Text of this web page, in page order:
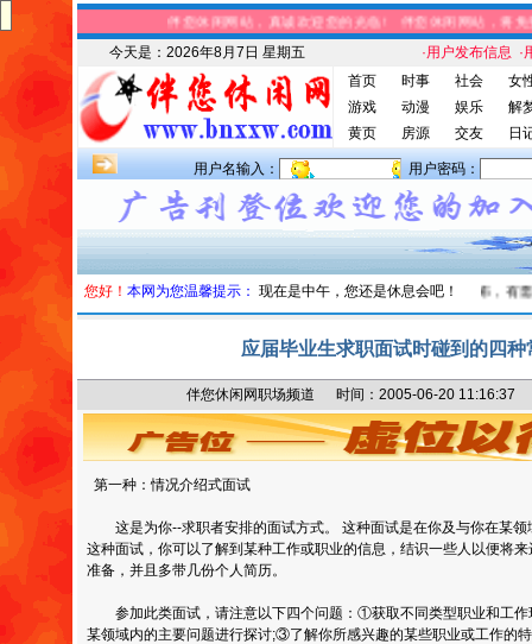
伴您休闲网站，真诚欢迎您的光临! 伴您休闲网站，将免
今天是： 2026年8月7日 星期五 ·用户发布信息 ·
首页
时事 社会
女
游戏
动漫 娱乐
解
黄页
房源 交友 日
用户名输入： 用户密码：
您好！ 本网为您温馨提示： 现在是中午，您还是休息会吧！
本站信息：伴您休闲网为您提供广告宣传和信息发布，有需
应届毕业生求职面试时碰到的四种
伴您休闲网职场频道 时间：2005-06-20
第一种：情况介绍式面试
这是为你--求职者安排的面试方式。 这种面试是在你及与你在某领
这种面试，你可以了解到某种工作或职业的信息，结识一些人以便将
准备，并且多带几份个人简历。
参加此类面试，请注意以下四个问题：①获取不同类型职业和工作
某领域内的主要问题进行探讨;③了解你所感兴趣的某些职业或工作的